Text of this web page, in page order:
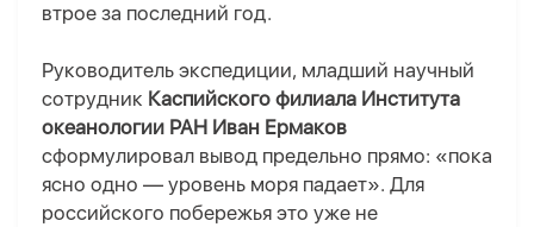
втрое за последний год.
Руководитель экспедиции, младший научный
сотрудник Каспийского филиала Института
океанологии РАН Иван Ермаков
сформулировал вывод предельно прямо: «пока
ясно одно — уровень моря падает». Для
российского побережья это уже не